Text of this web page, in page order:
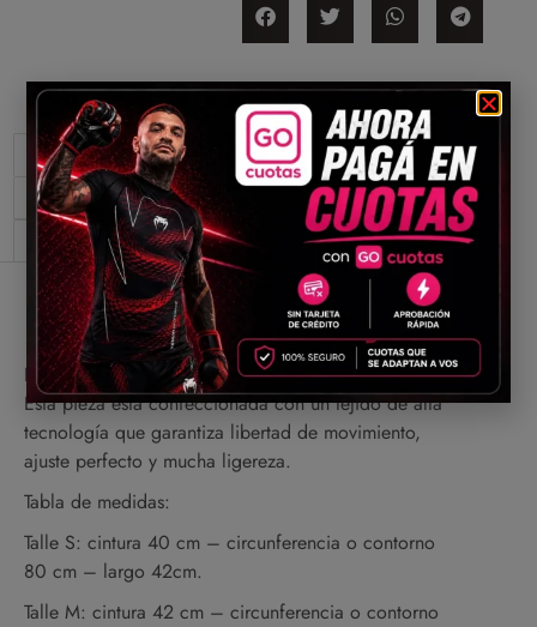
Descripción
Información adicional
Valoraciones (0)
Descripción
Está fabricado en raso y reforzado en los laterales.
Esta pieza está confeccionada con un tejido de alta
tecnología que garantiza libertad de movimiento,
ajuste perfecto y mucha ligereza.
Tabla de medidas:
Talle S: cintura 40 cm – circunferencia o contorno
80 cm – largo 42cm.
Talle M: cintura 42 cm – circunferencia o contorno